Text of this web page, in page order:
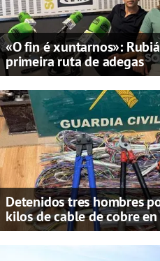
«O fin é xuntarnos»:
primeira ruta de adegas
Detenidos tres hombres
kilos de cable de cobre en